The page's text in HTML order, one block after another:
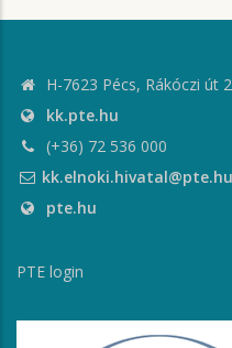
H-7623 Pécs, Rákóczi út
kk.pte.hu
(+36) 72 536 000
kk.elnoki.hivatal@pte.hu
pte.hu
PTE login